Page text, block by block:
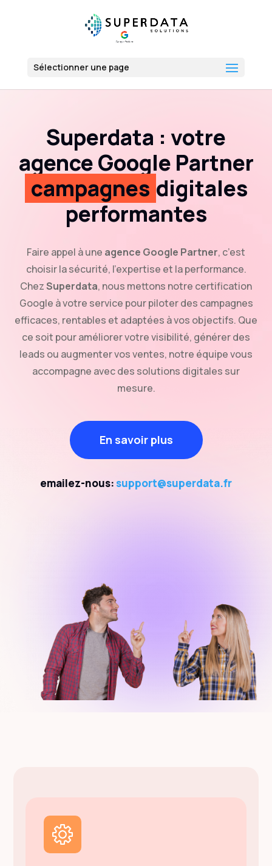
Sélectionner une page
Superdata : votre
agence Google Partner
campagnes digitales
performantes
Faire appel à une agence Google Partner, c’est
choisir la sécurité, l’expertise et la performance.
ChezSuperdata, nous mettons notre certification
Google à votre service pour piloter des campagnes
efficaces, rentables et adaptées à vos objectifs. Que
ce soit pour améliorer votre visibilité, générer des
leads ou augmenter vos ventes, notre équipe vous
accompagne avec des solutions digitales sur
mesure.
En savoir plus
emailez-nous: support@superdata.fr